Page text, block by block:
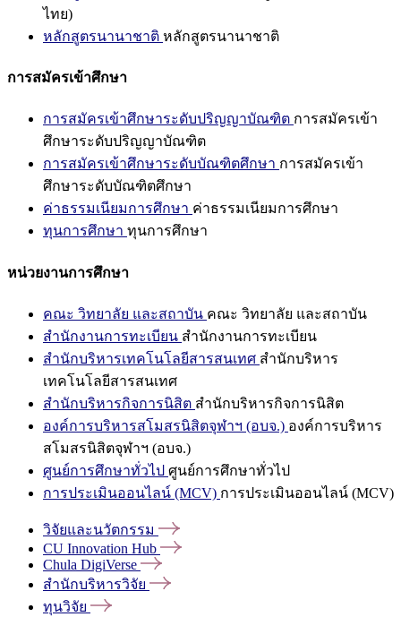
ไทย)
หลักสูตรนานาชาติ หลักสูตรนานาชาติ
การสมัครเข้าศึกษา
การสมัครเข้าศึกษาระดับปริญญาบัณฑิต การสมัครเข้า
ศึกษาระดับปริญญาบัณฑิต
การสมัครเข้าศึกษาระดับบัณฑิตศึกษา การสมัครเข้า
ศึกษาระดับบัณฑิตศึกษา
ค่าธรรมเนียมการศึกษา ค่าธรรมเนียมการศึกษา
ทุนการศึกษา ทุนการศึกษา
หน่วยงานการศึกษา
คณะ วิทยาลัย และสถาบัน คณะ วิทยาลัย และสถาบัน
สำนักงานการทะเบียน สำนักงานการทะเบียน
สำนักบริหารเทคโนโลยีสารสนเทศ สำนักบริหาร
เทคโนโลยีสารสนเทศ
สำนักบริหารกิจการนิสิต สำนักบริหารกิจการนิสิต
องค์การบริหารสโมสรนิสิตจุฬาฯ (อบจ.) องค์การบริหาร
สโมสรนิสิตจุฬาฯ (อบจ.)
ศูนย์การศึกษาทั่วไป ศูนย์การศึกษาทั่วไป
การประเมินออนไลน์ (MCV) การประเมินออนไลน์ (MCV)
วิจัยและนวัตกรรม
CU Innovation Hub
Chula DigiVerse
สำนักบริหารวิจัย
ทุนวิจัย